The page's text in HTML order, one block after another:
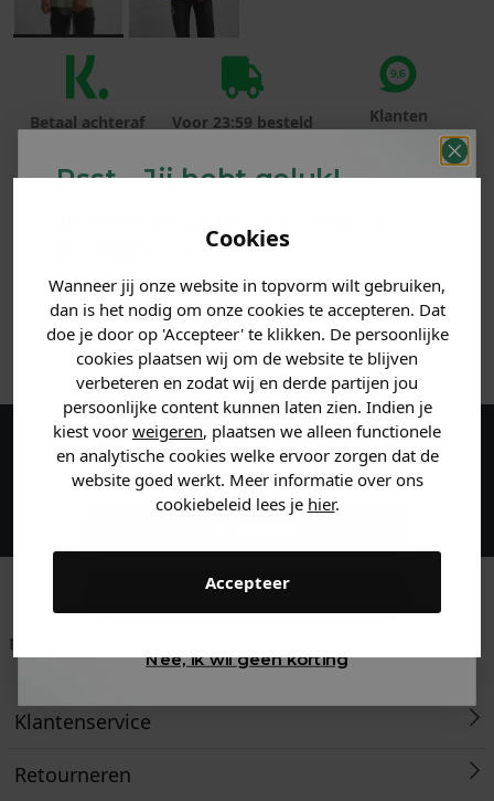
Cookies
Wanneer jij onze website in topvorm wilt gebruiken,
dan is het nodig om onze cookies te accepteren. Dat
doe je door op 'Accepteer' te klikken. De persoonlijke
cookies plaatsen wij om de website te blijven
verbeteren en zodat wij en derde partijen jou
persoonlijke content kunnen laten zien. Indien je
kiest voor weigeren, plaatsen we alleen functionele
en analytische cookies welke ervoor zorgen dat de
website goed werkt. Meer informatie over ons
cookiebeleid lees je hier.
Accepteer
Betaal achteraf
Voor 23:59 besteld
Klanten
beoordelen ons
met een 9,6!
MATERIAAL & WASVOORSCHRIFT
ANDERE BESTELDEN OOK
Maak een account aan en ontvang 5%
korting op je eerste bestelling!
Betaal achteraf met
is morgen in huis!*
ons met een 9,6!
Klantenservice
Retourneren
Psst... Jij hebt geluk!
Welke mystery
krijg jij? (Tot-30%
Vertel ons waar je naar op
zoek bent. 👇
Heren kleding
Dames kleding
Gewoon rondkijken
Nee, ik wil geen korting